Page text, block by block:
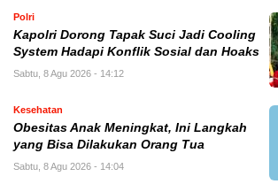
Polri
Kapolri Dorong Tapak Suci Jadi Cooling
System Hadapi Konflik Sosial dan Hoaks
Sabtu, 8 Agu 2026 - 14:12
Kesehatan
Obesitas Anak Meningkat, Ini Langkah
yang Bisa Dilakukan Orang Tua
Sabtu, 8 Agu 2026 - 14:04